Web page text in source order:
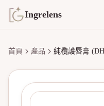
Ingrelens
首頁 產品 純欖護唇膏